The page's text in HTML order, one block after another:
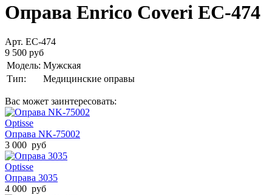
Оправа Enrico Coveri EC-474
Арт. EC-474
9 500 руб
Модель: Мужская
Тип:
Медицинские оправы
Вас может заинтересовать:
Optisse
Оправа NK-75002
3 000 руб
Optisse
Оправа 3035
4 000 руб